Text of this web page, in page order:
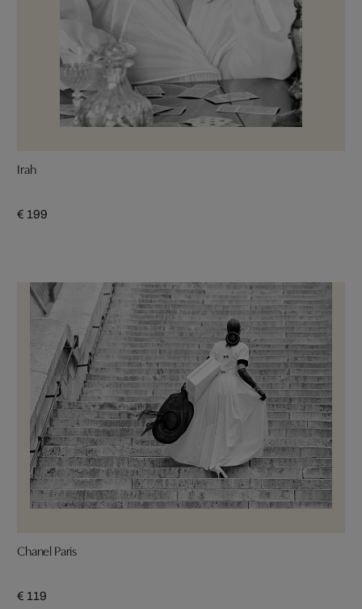
Irah
€ 199
Chanel Paris
€ 119